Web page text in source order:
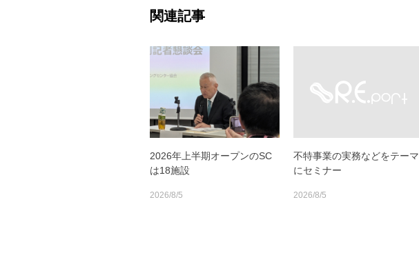
関連記事
2026年上半期オープンのSC
は18施設
2026/8/5
不特事業の実務などをテーマ
にセミナー
2026/8/5